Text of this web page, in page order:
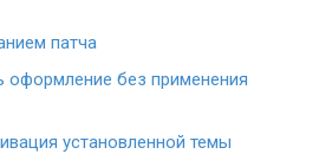
патча
оформление без применения
установленной темы